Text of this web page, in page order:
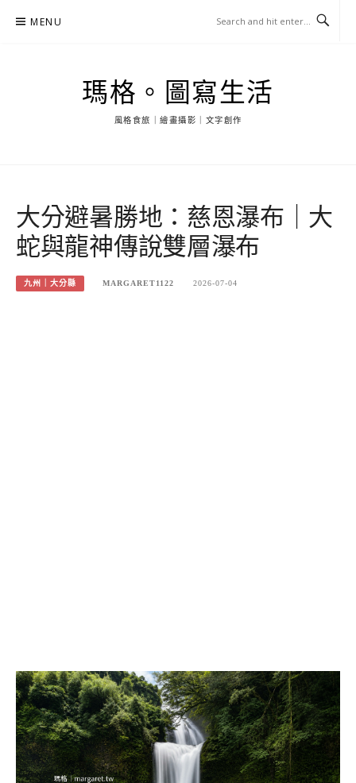
MENU
瑪格。圖寫生活
風格食旅｜繪畫攝影｜文字創作
大分避暑勝地：慈恩瀑布｜大
蛇與龍神傳說雙層瀑布
九州｜大分縣 MARGARET1122 2026-07-04